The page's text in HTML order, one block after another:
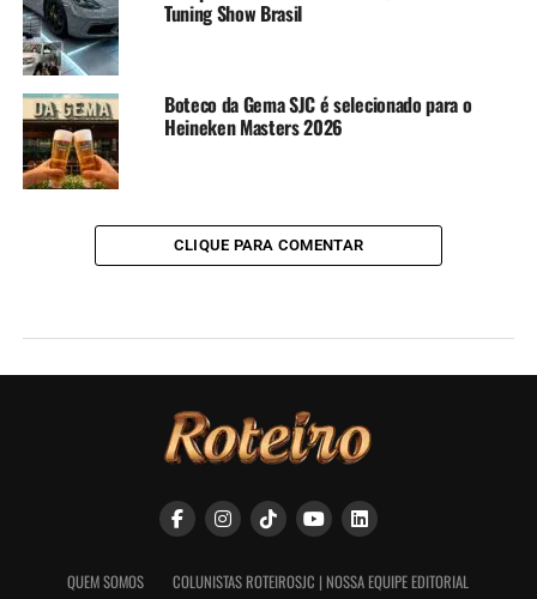
Tuning Show Brasil
Boteco da Gema SJC é selecionado para o
Heineken Masters 2026
CLIQUE PARA COMENTAR
QUEM SOMOS COLUNISTAS ROTEIROSJC | NOSSA EQUIPE EDITORIAL